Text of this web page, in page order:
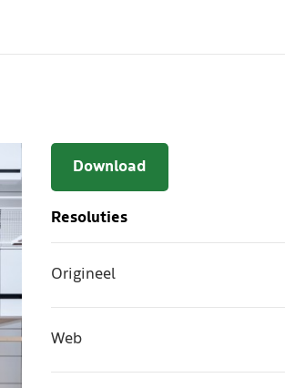
Download
Resoluties
Origineel
Web